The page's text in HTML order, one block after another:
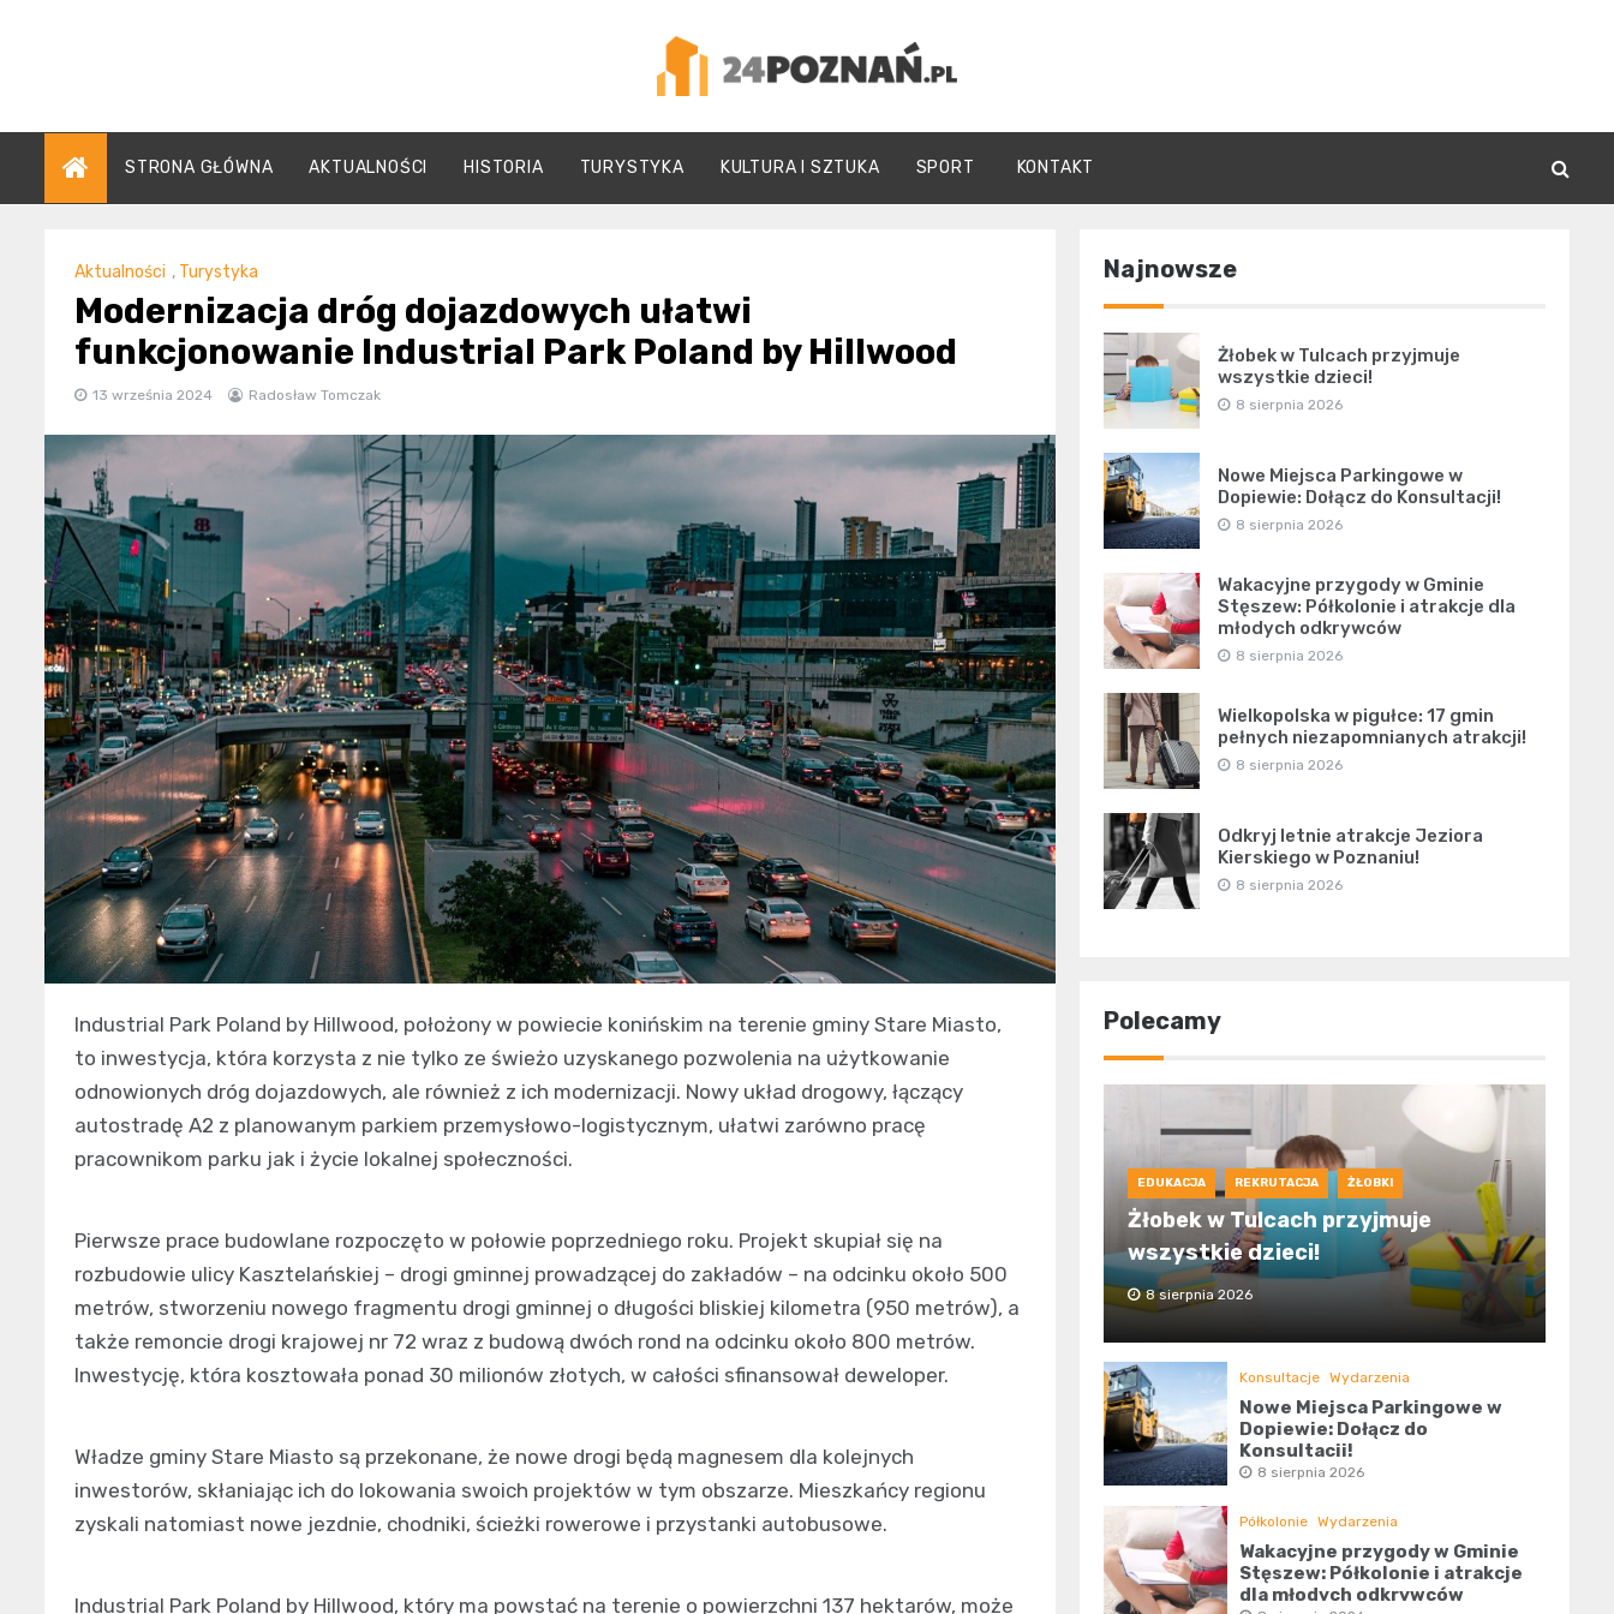
24Poznań.pl
STRONA GŁÓWNA AKTUALNOŚCI HISTORIA TURYSTYKA KULTURA I SZTUKA SPORT KONTAKT
Aktualności , Turystyka
Modernizacja dróg dojazdowych ułatwi
funkcjonowanie Industrial Park Poland by Hillwood
13 września 2024 Radosław Tomczak
Industrial Park Poland by Hillwood, położony w powiecie konińskim na terenie gminy Stare Miasto,
to inwestycja, która korzysta z nie tylko ze świeżo uzyskanego pozwolenia na użytkowanie
odnowionych dróg dojazdowych, ale również z ich modernizacji. Nowy układ drogowy, łączący
autostradę A2 z planowanym parkiem przemysłowo-logistycznym, ułatwi zarówno pracę
pracownikom parku jak i życie lokalnej społeczności.
Pierwsze prace budowlane rozpoczęto w połowie poprzedniego roku. Projekt skupiał się na
rozbudowie ulicy Kasztelańskiej – drogi gminnej prowadzącej do zakładów – na odcinku około 500
metrów, stworzeniu nowego fragmentu drogi gminnej o długości bliskiej kilometra (950 metrów), a
także remoncie drogi krajowej nr 72 wraz z budową dwóch rond na odcinku około 800 metrów.
Inwestycję, która kosztowała ponad 30 milionów złotych, w całości sfinansował deweloper.
Władze gminy Stare Miasto są przekonane, że nowe drogi będą magnesem dla kolejnych
inwestorów, skłaniając ich do lokowania swoich projektów w tym obszarze. Mieszkańcy regionu
zyskali natomiast nowe jezdnie, chodniki, ścieżki rowerowe i przystanki autobusowe.
Industrial Park Poland by Hillwood, który ma powstać na terenie o powierzchni 137 hektarów, może
Najnowsze
Żłobek w Tulcach przyjmuje
wszystkie dzieci!
8 sierpnia 2026
Nowe Miejsca Parkingowe w
Dopiewie: Dołącz do Konsultacji!
8 sierpnia 2026
Wakacyjne przygody w Gminie
Stęszew: Półkolonie i atrakcje dla
młodych odkrywców
8 sierpnia 2026
Wielkopolska w pigułce: 17 gmin
pełnych niezapomnianych atrakcji!
8 sierpnia 2026
Odkryj letnie atrakcje Jeziora
Kierskiego w Poznaniu!
8 sierpnia 2026
Polecamy
EDUKACJA REKRUTACJA ŻŁOBKI
Żłobek w Tulcach przyjmuje
wszystkie dzieci!
8 sierpnia 2026
Konsultacje Wydarzenia
Nowe Miejsca Parkingowe w
Dopiewie: Dołącz do
Konsultacji!
8 sierpnia 2026
Półkolonie Wydarzenia
Wakacyjne przygody w Gminie
Stęszew: Półkolonie i atrakcje
dla młodych odkrywców